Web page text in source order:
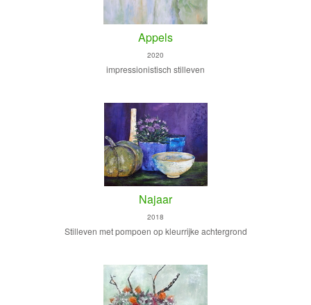
Appels
2020
impressionistisch stilleven
Najaar
2018
Stilleven met pompoen op kleurrijke achtergrond